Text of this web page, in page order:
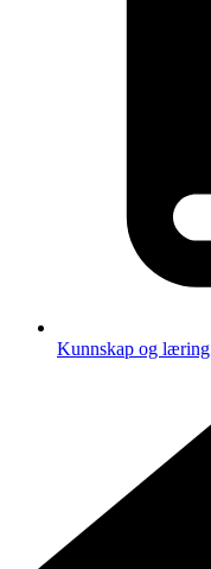
Kunnskap og læring